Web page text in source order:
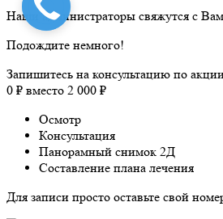
Наши администраторы свяжутся с
Подождите немного!
Запишитесь на консультацию по
0 ₽ вместо 2 000 ₽
Осмотр
Консультация
Панорамный снимок 2Д
Составление плана лечения
Для записи просто оставьте свой